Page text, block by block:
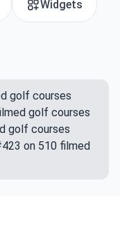
Widgets
golf courses
golf courses
golf courses
on 510 filmed